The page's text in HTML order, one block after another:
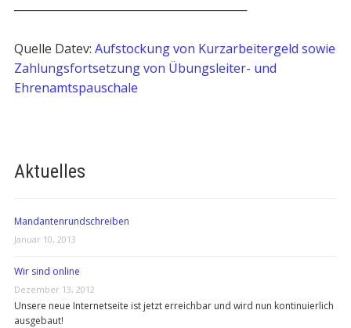
Aktuelles
Mandantenrundschreiben
Januar 10, 2013
Wir sind online
Dezember 13, 2012
Unsere neue Internetseite ist jetzt erreichbar und wird nun kontinuierlich
ausgebaut!
───────────────────────────
Quelle Datev: Aufstockung von Kurzarbeitergeld sowie
Zahlungsfortsetzung von Übungsleiter- und
Ehrenamtspauschale